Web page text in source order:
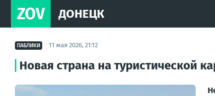
ZOV ДОНЕЦК
ПАБЛИКИ 11 мая 2026, 21:12
Новая страна на туристической